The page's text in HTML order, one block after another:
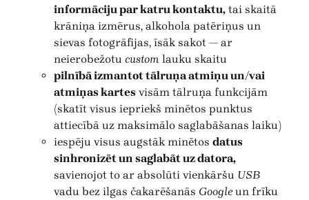
informāciju par katru kontaktu, tai skaitā
krāniņa izmērus, alkohola patēriņus un
sievas fotogrāfijas, īsāk sakot — ar
neierobežotu custom lauku skaitu
pilnībā izmantot tālruņa atmiņu un/vai
atmiņas kartes visām tālruņa funkcijām
(skatīt visus iepriekš minētos punktus
attiecībā uz maksimālo saglabāšanas laiku)
iespēju visus augstāk minētos datus
sinhronizēt un saglabāt uz datora,
savienojot to ar absolūti vienkāršu USB
vadu bez ilgas čakarēšanās Googleun frīku